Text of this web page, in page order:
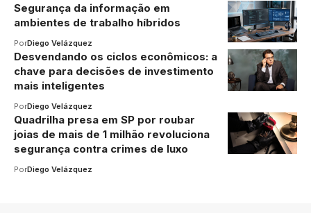
Segurança da informação em
ambientes de trabalho híbridos
PorDiego Velázquez
Desvendando os ciclos econômicos: a
chave para decisões de investimento
mais inteligentes
PorDiego Velázquez
Quadrilha presa em SP por roubar
joias de mais de 1 milhão revoluciona
segurança contra crimes de luxo
PorDiego Velázquez